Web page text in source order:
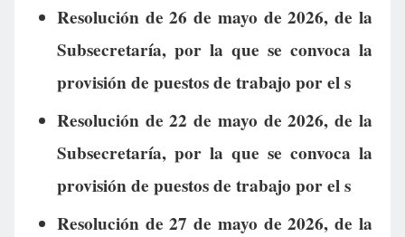
Resolución de 26 de mayo de 2026, de la
Subsecretaría, por la que se convoca la
provisión de puestos de trabajo por el s
Resolución de 22 de mayo de 2026, de la
Subsecretaría, por la que se convoca la
provisión de puestos de trabajo por el s
Resolución de 27 de mayo de 2026, de la